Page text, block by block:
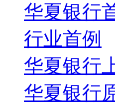
华夏银行
行业首例
华夏银行
华夏银行